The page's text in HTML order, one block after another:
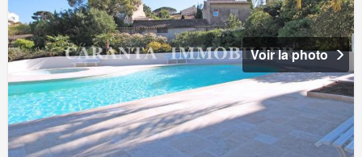
Voir la photo